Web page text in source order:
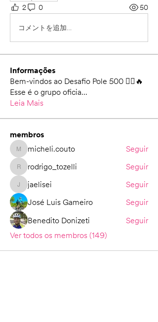
2 0 50
コメントを追加…
Informações
Bem-vindos ao Desafio Pole 500 🚴‍♀️🔥
Esse é o grupo oficia...
Leia Mais
membros
micheli.couto
micheli.couto Seguir
rodrigo_tozelli
rodrigo_tozelli Seguir
jaeliseijaelisei
Seguir
José Luis Gameiro
Seguir
Benedito Donizeti
Seguir
Ver todos os membros (149)